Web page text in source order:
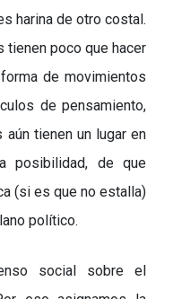
harina de otro costal.
tienen poco que hacer
de movimientos
de pensamiento,
tienen un lugar en
posibilidad, de que
(si es que no estalla)
político.
social sobre el